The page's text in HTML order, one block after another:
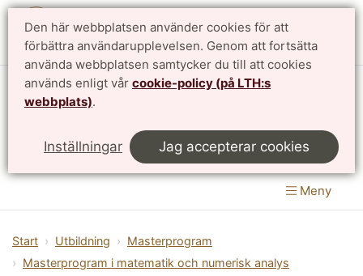
Den här webbplatsen använder cookies för att
förbättra användarupplevelsen. Genom att fortsätta
använda webbplatsen samtycker du till att cookies
används enligt vår cookie-policy (på LTH:s
webbplats).
Inställningar Jag accepterar cookies
Matematikcentrum
LTH, Lunds Tekniska Högskola&
Naturvetenskapliga fakulteten
Meny
Start Utbildning
Masterprogram
Masterprogram i matematik och numerisk analys